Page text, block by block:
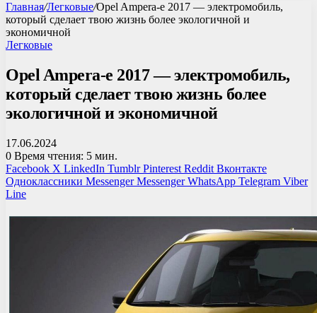
Главная/Легковые/Opel Ampera-e 2017 — электромобиль,
который сделает твою жизнь более экологичной и
экономичной
Легковые
Opel Ampera-e 2017 — электромобиль,
который сделает твою жизнь более
экологичной и экономичной
17.06.2024
0 Время чтения: 5 мин.
Facebook X LinkedIn Tumblr Pinterest Reddit Вконтакте
Одноклассники Messenger Messenger WhatsApp Telegram Viber
Line